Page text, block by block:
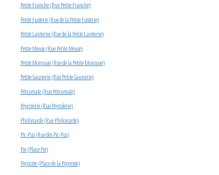
Petite Franche (Rue Petite Franche)
Petite Fusterie (Rue de la Petite Fusterie)
Petite Lanterne (Rue de la Petite Lanterne)
Petite Meuse (Rue Petite Meuse)
Petite Monnaie (Rue de la Petite Monnaie)
Petite-Saunerie (Rue Petite-Saunerie)
Pétramale (Rue Pétramale)
Peyrolerie (Rue Peyrolerie)
Philonarde (Rue Philonarde)
Pic-Pus (Rue des Pic-Pus)
Pie (Place Pie)
Pignotte (Place de la Pignotte)